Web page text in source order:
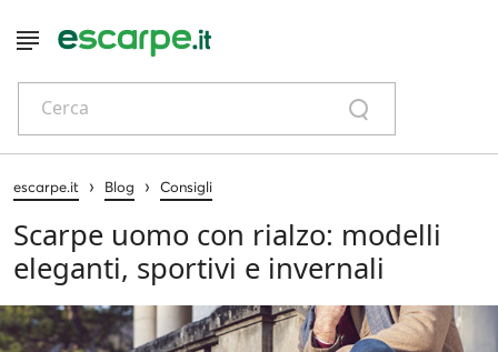
Cerca
escarpe.it › Blog › Consigli
Scarpe uomo con rialzo: modelli
eleganti, sportivi e invernali